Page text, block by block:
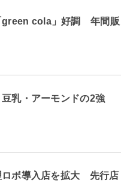
green cola」好調 年間販
豆乳・アーモンドの2強
ロボ導入店を拡大 先行店